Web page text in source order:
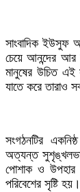
সাংবাদিক ইউসুফ
চেয়ে আনন্দের আর
মানুষের উচিত এই
যাতে করে তারাও
​সংগঠনটির
অত্যন্ত
পোশাক ও উপহার
পরিবেশের সৃষ্টি হয়।